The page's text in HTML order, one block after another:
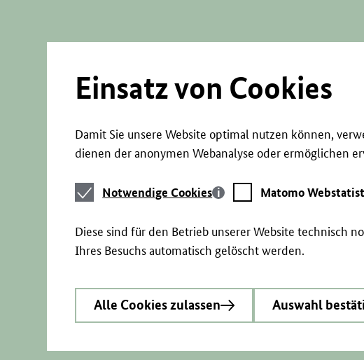
Einsatz von Cookies
Damit Sie unsere Website optimal nutzen können,
dienen der anonymen Webanalyse oder ermöglichen
Notwendige
Cookies
Notwendige Cookies
Matomo
Webstatistik
Matomo
Diese sind für den Betrieb unserer Website technisch
Ihres Besuchs automatisch gelöscht werden.
Alle Cookies zulassen Auswahl